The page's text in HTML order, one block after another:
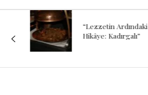
“Lezzetin Ardındaki
Hikâye: Kadırgalı”